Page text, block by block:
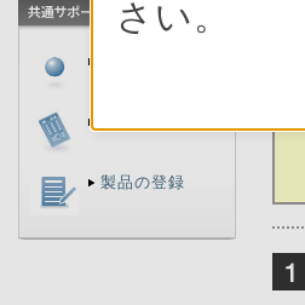
製品の登録
さい。